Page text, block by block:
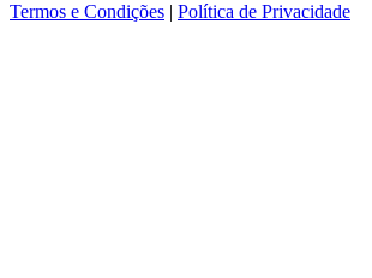
Termos e Condições | Política de Privacidade